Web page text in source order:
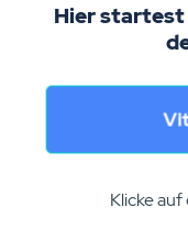
Hier
Klicke